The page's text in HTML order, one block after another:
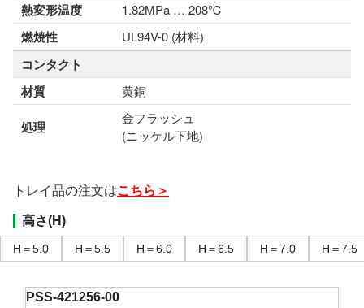
熱変形温度 1.82MPa … 208℃
燃焼性 UL94V-0 (材料)
コンタクト
材質
黄銅
処理
金フラッシュ
(ニッケル下地)
トレイ品の注文はこちら＞
高さ(H)
H＝5.0 H＝5.5 H＝6.0 H＝6.5 H＝7.0 H＝7.5
PSS-421256-00